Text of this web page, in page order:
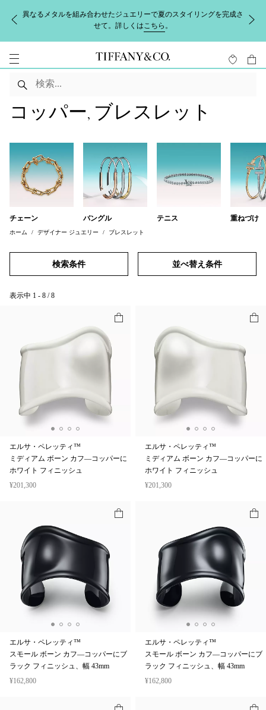
異なるメタルを組み合わせたジュエリーで夏のスタイリングを完成さ
せて。詳しくはこちら 。
コッパー, ブレスレット
チェーン バングル テニス 重ねづけ
ホーム デザイナー ジュエリー ブレスレット
検索条件 並べ替え条件
表示中 1 - 8 / 8
エルサ・ペレッティ™
ミディアム ボーン カフ—コッパーに
ホワイト フィニッシュ
¥201,300
エルサ・ペレッティ™
ミディアム ボーン カフ—コッパーに
ホワイト フィニッシュ
¥201,300
エルサ・ペレッティ™
スモール ボーン カフ—コッパーにブ
ラック フィニッシュ、幅 43mm
¥162,800
エルサ・ペレッティ™
スモール ボーン カフ—コッパーにブ
ラック フィニッシュ、幅 43mm
¥162,800